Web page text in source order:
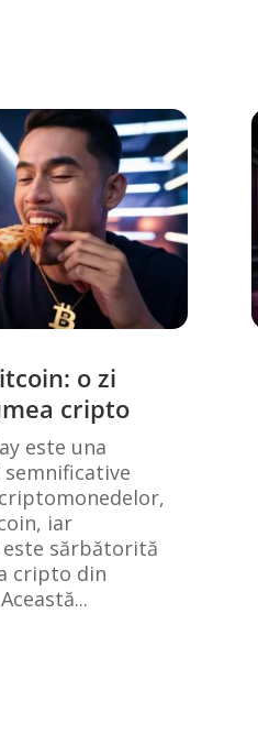
o zi
cripto
este una
iar
este sărbătorită
cripto din